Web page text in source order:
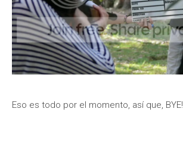
Eso es todo por el momento, así que, BYE!